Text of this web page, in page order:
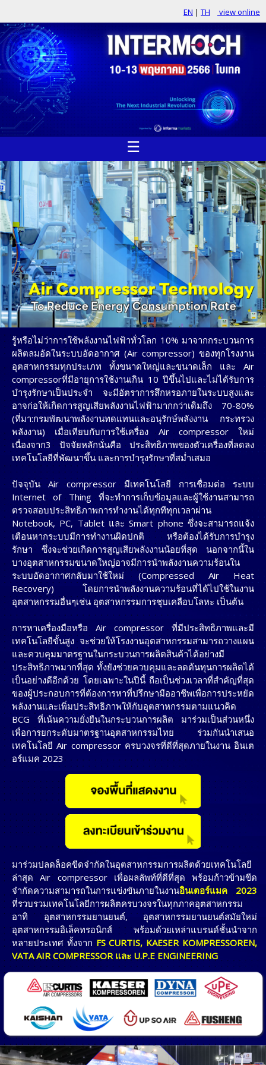
EN | TH view online
☰
รู้หรือไม่ว่าการใช้พลังงานไฟฟ้าทั่วโลก 10% มาจากกระบวนการ
ผลิตลมอัดในระบบอัดอากาศ (Air compressor) ของทุกโรงงาน
อุตสาหกรรมทุกประเภท ทั้งขนาดใหญ่และขนาดเล็ก และ Air
compressorที่มีอายุการใช้งานเกิน 10 ปีขึ้นไปและไม่ได้รับการ
บำรุงรักษาเป็นประจำ จะมีอัตราการสึกหรอภายในระบบสูงและ
อาจก่อให้เกิดการสูญเสียพลังงานไฟฟ้ามากกว่าเดิมถึง 70-80%
(ที่มา:กรมพัฒนาพลังงานทดแทนและอนุรักษ์พลังงาน กระทรวง
พลังงาน) เมื่อเทียบกับการใช้เครื่อง Air compressor ใหม่
เนื่องจาก3 ปัจจัยหลักนั่นคือ ประสิทธิภาพของตัวเครื่องที่ลดลง
เทคโนโลยีที่พัฒนาขึ้น และการบำรุงรักษาที่สม่ำเสมอ
ปัจจุบัน Air compressor มีเทคโนโลยี การเชื่อมต่อ ระบบ
Internet of Thing ที่จะทำการเก็บข้อมูลและผู้ใช้งานสามารถ
ตรวจสอบประสิทธิภาพการทำงานได้ทุกทีทุกเวลาผ่าน
Notebook, PC, Tablet และ Smart phone ซึ่งจะสามารถแจ้ง
เตือนหากระบบมีการทำงานผิดปกติ หรือต้องได้รับการบำรุง
รักษา ซึ่งจะช่วยเกิดการสูญเสียพลังงานน้อยที่สุด นอกจากนี้ใน
บางอุตสาหกรรมขนาดใหญ่อาจมีการนำพลังงานความร้อนใน
ระบบอัดอากาศกลับมาใช้ใหม่ (Compressed Air Heat
Recovery) โดยการนำพลังงานความร้อนที่ได้ไปใช้ในงาน
อุตสาหกรรมอื่นๆเช่น อุตสาหกรรมการชุบเคลือบโลหะ เป็นต้น
การหาเครื่องมือหรือ Air compressor ที่มีประสิทธิภาพและมี
เทคโนโลยีขั้นสูง จะช่วยให้โรงงานอุตสาหกรรมสามารถวางแผน
และควบคุมมาตรฐานในกระบวนการผลิตสินค้าได้อย่างมี
ประสิทธิภาพมากที่สุด ทั้งยังช่วยควบคุมและลดต้นทุนการผลิตได้
เป็นอย่างดีอีกด้วย โดยเฉพาะในปีนี้ ถือเป็นช่วงเวลาที่สำคัญที่สุด
ของผู้ประกอบการที่ต้องการหาที่ปรึกษามืออาชีพเพื่อการประหยัด
พลังงานและเพิ่มประสิทธิภาพให้กับอุตสาหกรรมตามแนวคิด
BCG ที่เน้นความยั่งยืนในกระบวนการผลิต มาร่วมเป็นส่วนหนึ่ง
เพื่อการยกระดับมาตรฐานอุตสาหกรรมไทย ร่วมกันนำเสนอ
เทคโนโลยี Air compressor ครบวงจรที่ดีที่สุดภายในงาน อินเต
อร์แมค 2023
มาร่วมปลดล็อคขีดจำกัดในอุตสาหกรรมการผลิตด้วยเทคโนโลยี
ล่าสุด Air compressor เพื่อผลลัพท์ที่ดีที่สุด พร้อมก้าวข้ามขีด
จำกัดความสามารถในการแข่งขันภายในงานอินเตอร์แมค 2023
ที่รวบรวมเทคโนโลยีการผลิตครบวงจรในทุกภาคอุตสาหกรรม
อาทิ อุตสาหกรรมยานยนต์, อุตสาหกรรมยานยนต์สมัยใหม่
อุตสาหกรรมอิเล็คทรอนิกส์ พร้อมด้วยเหล่าแบรนด์ชั้นนำจาก
หลายประเทศ ทั้งจากFS CURTIS, KAESER KOMPRESSOREN,
VATA AIR COMPRESSOR และ U.P.E ENGINEERING